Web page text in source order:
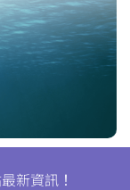
新資訊！